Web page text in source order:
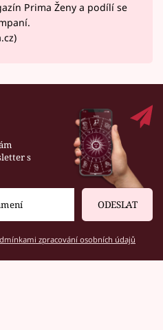
Prima Ženy a podílí se
s
ODESLAT
zpracování osobních údajů